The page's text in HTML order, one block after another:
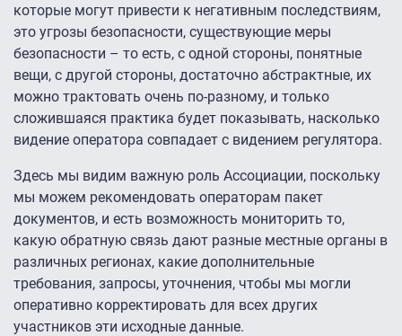
которые могут привести к негативным последствиям,
это угрозы безопасности, существующие меры
безопасности – то есть, с одной стороны, понятные
вещи, с другой стороны, достаточно абстрактные, их
можно трактовать очень по-разному, и только
сложившаяся практика будет показывать, насколько
видение оператора совпадает с видением регулятора.
Здесь мы видим важную роль Ассоциации, поскольку
мы можем рекомендовать операторам пакет
документов, и есть возможность мониторить то,
какую обратную связь дают разные местные органы в
различных регионах, какие дополнительные
требования, запросы, уточнения, чтобы мы могли
оперативно корректировать для всех других
участников эти исходные данные.